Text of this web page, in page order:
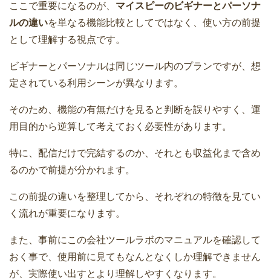
ここで重要になるのが、 マイスピーのビギナーとパーソナ
ルの違いを単なる機能比較としてではなく、使い方の前提
として理解する視点です。
ビギナーとパーソナルは同じツール内のプランですが、想
定されている利用シーンが異なります。
そのため、機能の有無だけを見ると判断を誤りやすく、運
用目的から逆算して考えておく必要性があります。
特に、配信だけで完結するのか、それとも収益化まで含め
るのかで前提が分かれます。
この前提の違いを整理してから、それぞれの特徴を見てい
く流れが重要になります。
また、事前にこの会社ツールラボのマニュアルを確認して
おく事で、使用前に見てもなんとなくしか理解できません
が、実際使い出すとより理解しやすくなります。